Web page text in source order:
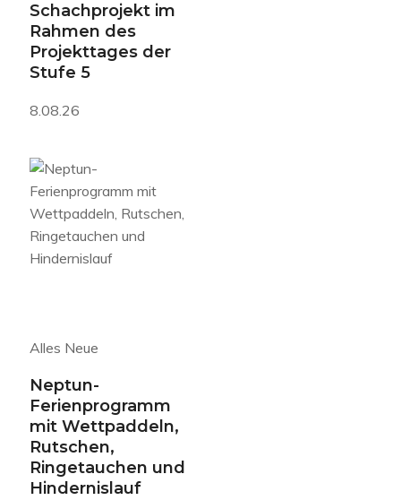
Schachprojekt im
Rahmen des
Projekttages der
Stufe 5
8.08.26
Alles Neue
Neptun-
Ferienprogramm
mit Wettpaddeln,
Rutschen,
Ringetauchen und
Hindernislauf